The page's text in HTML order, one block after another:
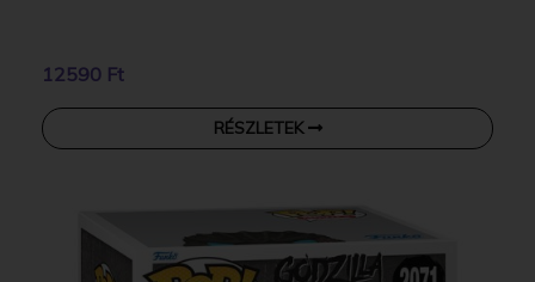
12590 Ft
RÉSZLETEK